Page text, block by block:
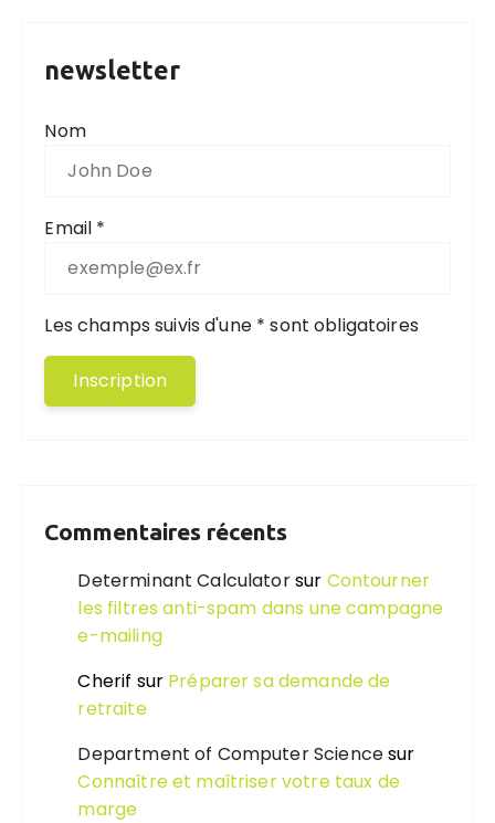
newsletter
Nom
Email *
Les champs suivis d'une * sont obligatoires
Commentaires récents
Determinant Calculatorsur Contourner
les filtres anti-spam dans une campagne
e-mailing
Cherif sur Préparer sa demande de
retraite
Department of Computer Sciencesur
Connaître et maîtriser votre taux de
marge